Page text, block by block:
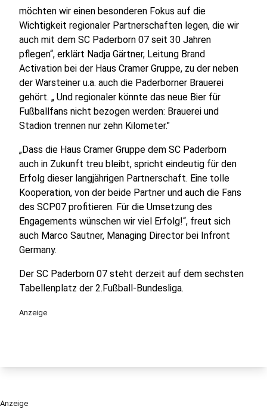
möchten wir einen besonderen Fokus auf die
Wichtigkeit regionaler Partnerschaften legen, die wir
auch mit dem SC Paderborn 07 seit 30 Jahren
pflegen“, erklärt Nadja Gärtner, Leitung Brand
Activation bei der Haus Cramer Gruppe, zu der neben
der Warsteiner u.a. auch die Paderborner Brauerei
gehört. „ Und regionaler könnte das neue Bier für
Fußballfans nicht bezogen werden: Brauerei und
Stadion trennen nur zehn Kilometer."
„Dass die Haus Cramer Gruppe dem SC Paderborn
auch in Zukunft treu bleibt, spricht eindeutig für den
Erfolg dieser langjährigen Partnerschaft. Eine tolle
Kooperation, von der beide Partner und auch die Fans
des SCP07 profitieren. Für die Umsetzung des
Engagements wünschen wir viel Erfolg!“, freut sich
auch Marco Sautner, Managing Director bei Infront
Germany.
Der SC Paderborn 07 steht derzeit auf dem sechsten
Tabellenplatz der 2.Fußball-Bundesliga.
Anzeige
Anzeige